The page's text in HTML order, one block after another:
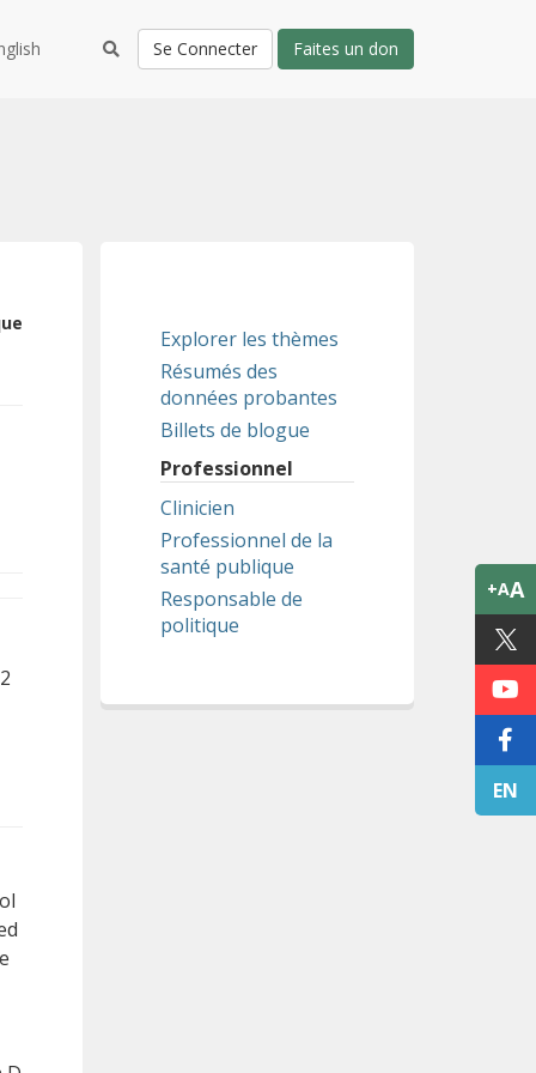
Se Connecter Faites un don
Explorer les thèmes
Résumés des
données probantes
Billets de blogue
Professionnel
Clinicien
Professionnel de la
santé publique
Responsable de
politique
+AA
EN